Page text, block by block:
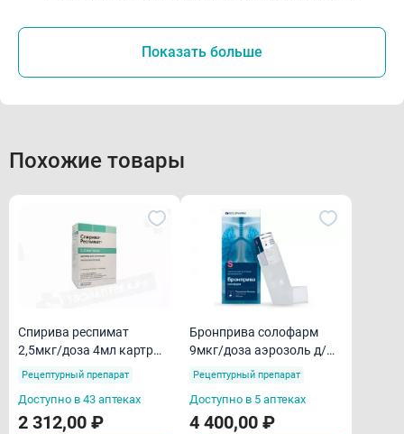
Показать больше
Похожие товары
Спирива респимат
2,5мкг/доза 4мл картр
раствор для ингаляций
Рецептурный препарат
Доступно в 43 аптеках
2 312,00 ₽
Бронприва солофарм
9мкг/доза аэрозоль д/
ингаляций
Рецептурный препарат
Доступно в 5 аптеках
4 400,00 ₽